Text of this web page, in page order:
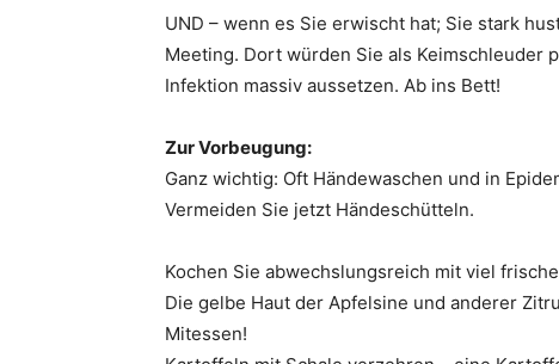
UND – wenn es Sie erwischt hat; Sie stark
Meeting. Dort würden Sie als Keimschleuder
Infektion massiv aussetzen. Ab ins Bett!
Zur Vorbeugung:
Ganz wichtig: Oft Händewaschen und in
Vermeiden Sie jetzt Händeschütteln.
Kochen Sie abwechslungsreich mit viel
Die gelbe Haut der Apfelsine und anderer
Mitessen!